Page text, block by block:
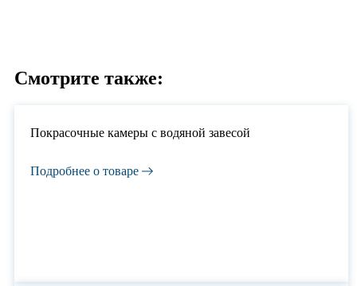
Смотрите также:
Покрасочные камеры с водяной завесой
Подробнее о товаре